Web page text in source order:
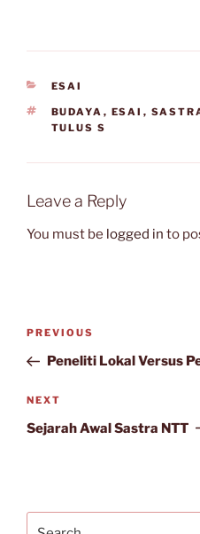
CATEGORIES
ESAI
TAGS
BUDAYA , ESAI ,
TULUS S
Leave a Reply
You must be logged in to
Post
Previous
Post
PREVIOUS
Peneliti Lokal Versus
Next
Post
NEXT
Sejarah Awal Sastra NTT